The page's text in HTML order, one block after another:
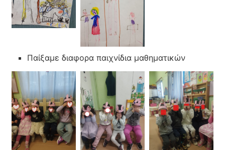
Παίξαμε διαφορα παιχνίδια μαθηματικών